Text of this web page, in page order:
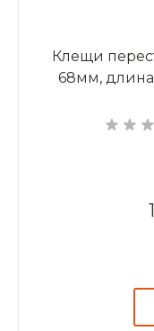
Клещи
68мм, длина